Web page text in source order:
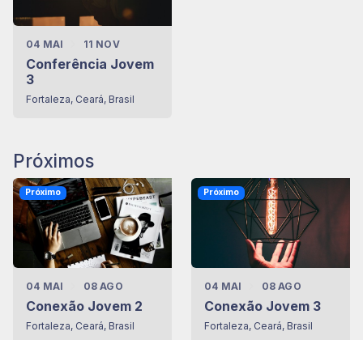
04 MAI 11 NOV
Conferência Jovem
3
Fortaleza, Ceará, Brasil
Próximos
04 MAI 08 AGO
Conexão Jovem 2
Fortaleza, Ceará, Brasil
Próximo
04 MAI 08 AGO
Conexão Jovem 3
Fortaleza, Ceará, Brasil
Próximo